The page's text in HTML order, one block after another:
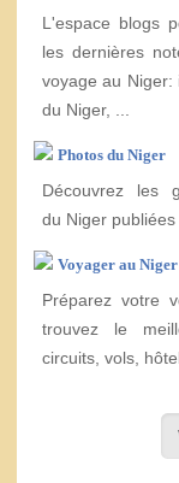
L'espace blogs
les dernières
voyage au Niger:
du Niger, ...
Photos du Niger
Découvrez les
du Niger
Voyager au Niger
Préparez votre
trouvez le
circuits, vols,